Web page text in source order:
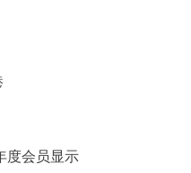
度会员显示